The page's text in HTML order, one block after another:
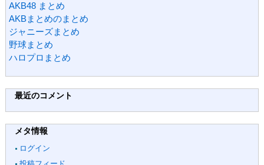
AKB48 まとめ
AKBまとめのまとめ
ジャニーズまとめ
野球まとめ
ハロプロまとめ
最近のコメント
メタ情報
ログイン